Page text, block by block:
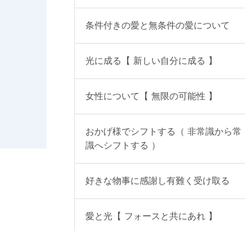
条件付きの愛と無条件の愛について
光に成る【 新しい自分に成る 】
女性について【 無限の可能性 】
おかげ様でシフトする（ 非常識から常
識へシフトする ）
好きな物事に感謝し有難く受け取る
愛と光【 フォースと共にあれ 】